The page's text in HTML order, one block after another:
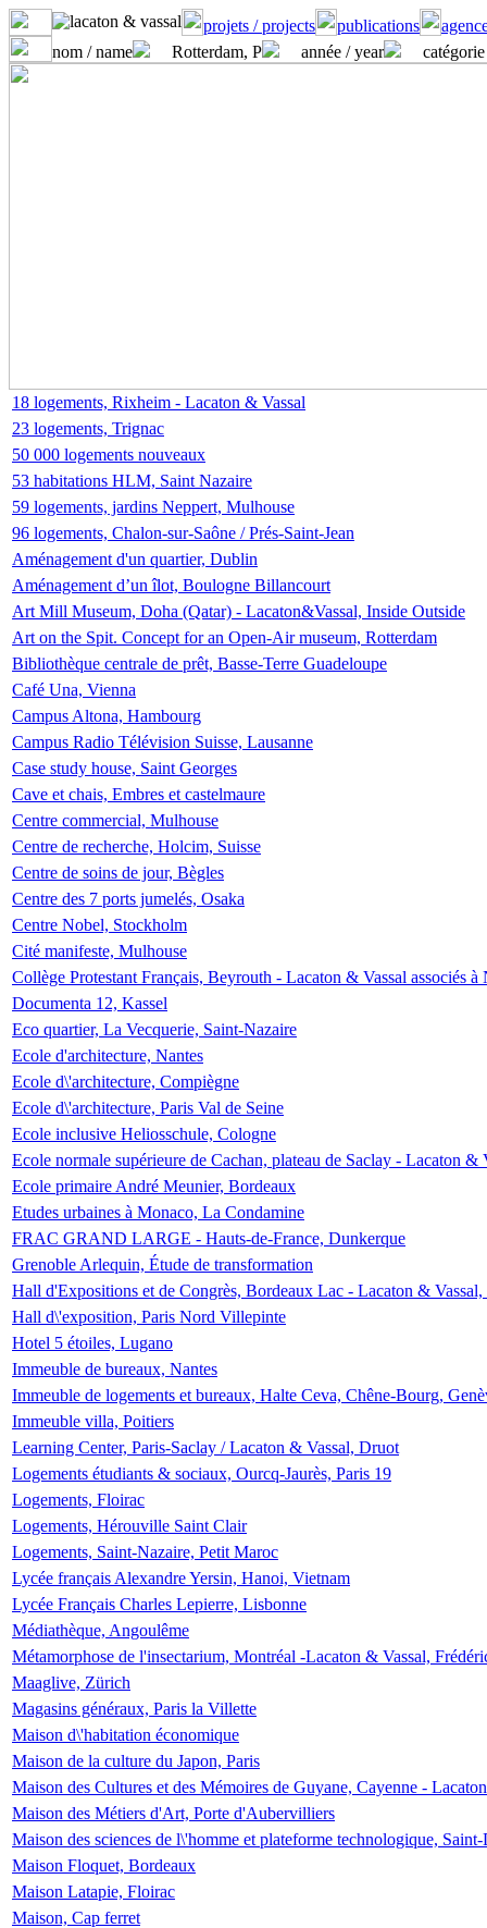
projets / projects publications
nom / name
Rotterdam, P année / year
18 logements, Rixheim - Lacaton & Vassal
23 logements, Trignac
50 000 logements nouveaux
53 habitations HLM, Saint Nazaire
59 logements, jardins Neppert, Mulhouse
96 logements, Chalon-sur-Saône / Prés-Saint-Jean
Aménagement d'un quartier, Dublin
Aménagement d’un îlot, Boulogne Billancourt
Art Mill Museum, Doha (Qatar) - Lacaton&Vassal, Inside Outside
Art on the Spit. Concept for an Open-Air museum, Rotterdam
Bibliothèque centrale de prêt, Basse-Terre Guadeloupe
Café Una, Vienna
Campus Altona, Hambourg
Campus Radio Télévision Suisse, Lausanne
Case study house, Saint Georges
Cave et chais, Embres et castelmaure
Centre commercial, Mulhouse
Centre de recherche, Holcim, Suisse
Centre de soins de jour, Bègles
Centre des 7 ports jumelés, Osaka
Centre Nobel, Stockholm
Cité manifeste, Mulhouse
Collège Protestant Français, Beyrouth - Lacaton & Vassal associés
Documenta 12, Kassel
Eco quartier, La Vecquerie, Saint-Nazaire
Ecole d'architecture, Nantes
Ecole d\'architecture, Compiègne
Ecole d\'architecture, Paris Val de Seine
Ecole inclusive Heliosschule, Cologne
Ecole normale supérieure de Cachan, plateau de Saclay - Lacaton &
Ecole primaire André Meunier, Bordeaux
Etudes urbaines à Monaco, La Condamine
FRAC GRAND LARGE - Hauts-de-France, Dunkerque
Grenoble Arlequin, Étude de transformation
Hall d'Expositions et de Congrès, Bordeaux Lac - Lacaton &
Hall d\'exposition, Paris Nord Villepinte
Hotel 5 étoiles, Lugano
Immeuble de bureaux, Nantes
Immeuble de logements et bureaux, Halte Ceva, Chêne-Bourg,
Immeuble villa, Poitiers
Learning Center, Paris-Saclay / Lacaton & Vassal, Druot
Logements étudiants & sociaux, Ourcq-Jaurès, Paris 19
Logements, Floirac
Logements, Hérouville Saint Clair
Logements, Saint-Nazaire, Petit Maroc
Lycée français Alexandre Yersin, Hanoi, Vietnam
Lycée Français Charles Lepierre, Lisbonne
Médiathèque, Angoulême
Métamorphose de l'insectarium, Montréal -Lacaton & Vassal,
Maaglive, Zürich
Magasins généraux, Paris la Villette
Maison d\'habitation économique
Maison de la culture du Japon, Paris
Maison des Cultures et des Mémoires de Guyane, Cayenne -
Maison des Métiers d'Art, Porte d'Aubervilliers
Maison des sciences de l\'homme et plateforme technologique,
Maison Floquet, Bordeaux
Maison Latapie, Floirac
Maison, Cap ferret